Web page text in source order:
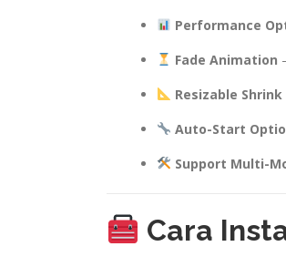
Performance
Fade Animation
Resizable Shrink
Auto-Start
Support Multi-
Cara